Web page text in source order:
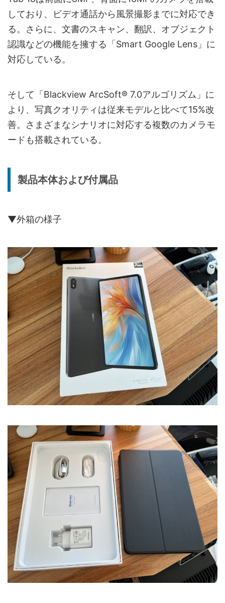
しており、ビデオ通話から風景撮影までに対応でき
る。さらに、文書のスキャン、翻訳、オブジェクト
認識などの機能を擁する「Smart Google Lens」に
対応している。
そして「Blackview ArcSoft® 7.0アルゴリズム」に
より、写真クオリティは従来モデルと比べて15%改
善。さまざまなシナリオに対応する複数のカメラモ
ードも搭載されている。
製品本体および付属品
▼外箱の様子